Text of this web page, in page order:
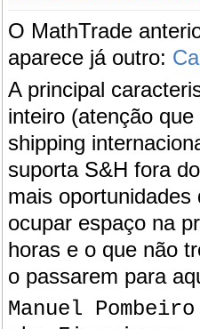
O MathTrade
aparece já outro:
A principal
inteiro (atenção
shipping
suporta S&H fora
mais
ocupar espaço na
horas e o que não
o passarem para
Manuel Pombeiro